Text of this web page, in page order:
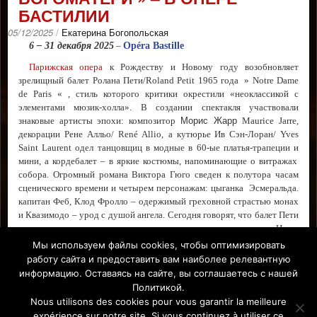
БАСТИЛИИ
05/12/2025 / Екатерина Богопольская
6 – 31 декабря 2025 – Opéra Bastille
Парижская опера кРождеству и Новому годувозобновляет
зрелищный балет Ролана Пети/Roland Petit 1965 года » Notre Dame
de Paris « , стиль которого критики окрестили «неоклассикой с
элементами мюзик-холла». Всоздании спектакляучаствовали
знаковые артисты эпохи:композитор Морис ЖаррMaurice Jarre,
декорации Рене Алльо/ René Allio, а кутюрье Ив Сэн-Лоран/Yves
Saint Laurent одел танцовщицв модные в 60-ые платья-трапециии
мини, а кордебалет – в яркие костюмы, напоминающие о витражах
собора. Oгромныйромана Виктора Гюго cведен к полутора часам
сценического времени и четырем персонажам: цыганка Эсмеральда.
капитан Феб, Клод Фролло – одержимый греховной страстью монах
иКвазимодо – урод с душой ангела. Сегодня говорят, что балет Пети
стоит рассматриватьпрежде всего как оммаж эпохе диско. Но в
партии Квазимодона премьеребудет танцевать несравненный Юго
Маршан/Hugo Marchand, аЭсмеральду —одна из самых ярких звезд
Парижской оперы Амандин Альбиссон/
Amandine Albisson.
Facebook
Мы используем файлы cookies, чтобы оптимизировать
работу сайта и предоставить вам наиболее релевантную
информацию. Оставаясь на сайте, вы соглашаетесь с нашей
Политикой.
Nous utilisons des cookies pour vous garantir la meilleure